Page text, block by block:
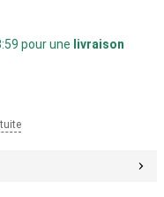
pour une livraison